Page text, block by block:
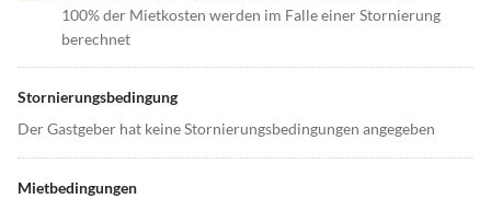
100% der Mietkosten werden im Falle einer Stornierung
berechnet
Stornierungsbedingung
Der Gastgeber hat keine Stornierungsbedingungen angegeben
Mietbedingungen